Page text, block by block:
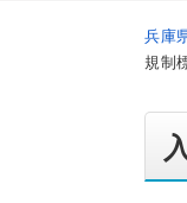
兵庫
規制